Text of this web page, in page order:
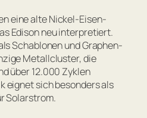
eine alte Nickel-Eisen-
Edison neu interpretiert.
Schablonen und Graphen-
Metallcluster, die
über 12.000 Zyklen
eignet sich besonders als
Solarstrom.